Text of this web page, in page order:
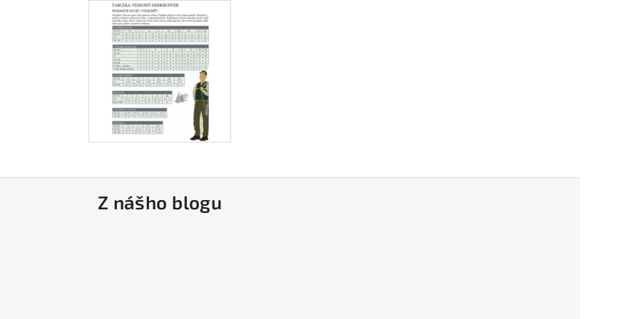
Z nášho blogu